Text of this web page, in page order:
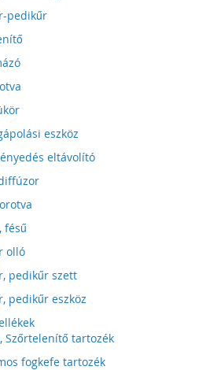
pedikűr
eszköz
eltávolító
fésű
olló
pedikűr szett
pedikűr eszköz
Szőrtelenítő tartozék
fogkefe tartozék